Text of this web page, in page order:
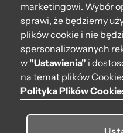
Torebka O bag Standard
747,00 zł
Dodaj
marketingowi. Wybór
sprawi, że będziemy
plików cookie i nie
spersonalizowanych
w"Ustawienia" i
na temat plików
Polityka Plików